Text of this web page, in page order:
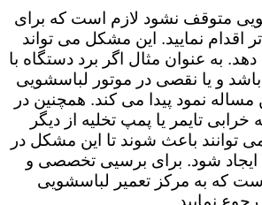
متوقف نشود لازم است که برای
اقدام نمایید. این مشکل می تواند
به عنوان مثال اگر برد دستگاه با
باشد و یا نقصی در موتور لباسشویی
مساله نمود پیدا می کند. همچنین در
تایمر یا پمپ تخلیه از دیگر
توانند باعث شوند تا این مشکل در
شود. برای برسیی تخصصی و
است که به مرکز تعمیر لباسشویی
نمایید.